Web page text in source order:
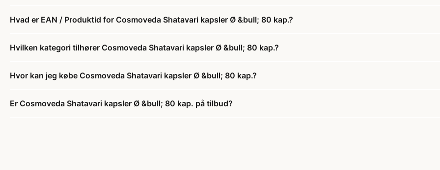
Hvad er EAN / Produktid for Cosmoveda Shatavari kapsler Ø &bull; 80 kap.?
Hvilken kategori tilhører Cosmoveda Shatavari kapsler Ø &bull; 80 kap.?
Hvor kan jeg købe Cosmoveda Shatavari kapsler Ø &bull; 80 kap.?
Er Cosmoveda Shatavari kapsler Ø &bull; 80 kap. på tilbud?